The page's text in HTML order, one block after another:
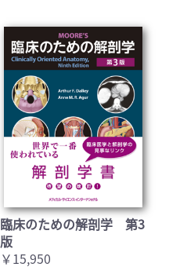
臨床のための解剖学 第3
版
￥15,950